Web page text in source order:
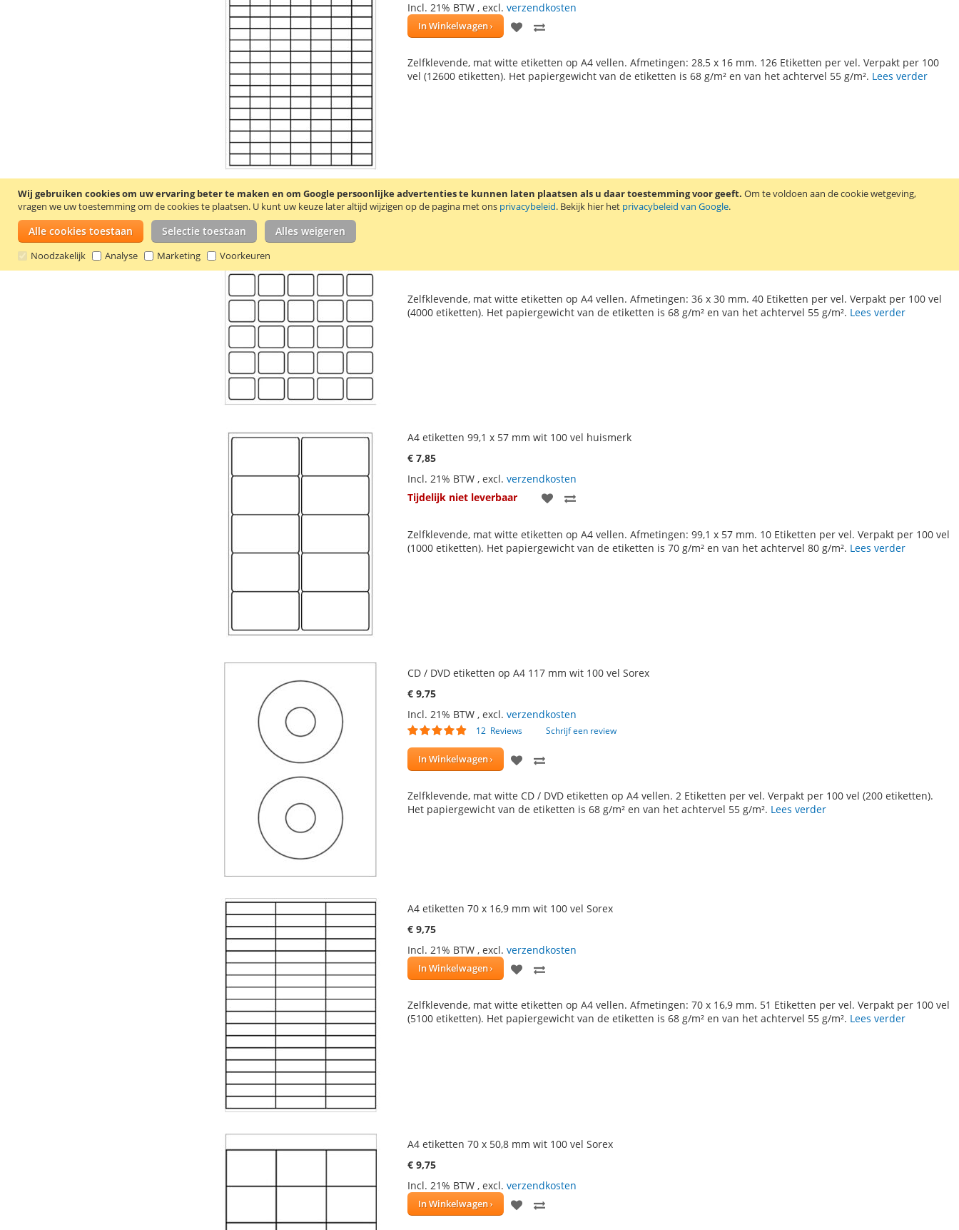
Wij gebruiken cookies om uw ervaring beter te maken en om Google persoonlijke advertenties te kunnen laten plaatsen als u daar toestemming voor geeft. Om te voldoen aan de cookie wetgeving,
vragen we uw toestemming om de cookies te plaatsen. U kunt uw keuze later altijd wijzigen op de pagina met ons privacybeleid. Bekijk hier het privacybeleid van Google.
Alle cookies toestaan Selectie toestaan Alles weigeren
Noodzakelijk Analyse Marketing Voorkeuren
Incl. 21% BTW , excl. verzendkosten
In Winkelwagen
VOEG
AANTE
Zelfklevende, mat witte etiketten op A4 vellen. Afmetingen: 28,5 x 16 mm. 126 Etiketten per vel. Verpakt per 100
vel (12600 etiketten). Het papiergewicht van de etiketten is 68 g/m² en van het achtervel 55 g/m². Lees verder
A4 etiketten 36 x 30 mm wit 100 vel Sorex
AAN TE
Zelfklevende, mat witte etiketten op A4 vellen. Afmetingen: 36 x 30 mm. 40 Etiketten per vel. Verpakt per 100 vel
(4000 etiketten). Het papiergewicht van de etiketten is 68 g/m² en van het achtervel 55 g/m². Lees verder
A4 etiketten 99,1 x 57 mm wit 100 vel huismerk
€ 7,85
Incl. 21% BTW , excl. verzendkosten
Tijdelijk niet leverbaar
VOEG
AAN TE
Zelfklevende, mat witte etiketten op A4 vellen. Afmetingen: 99,1 x 57 mm. 10 Etiketten per vel. Verpakt per 100 vel
(1000 etiketten). Het papiergewicht van de etiketten is 70 g/m² en van het achtervel 80 g/m². Lees verder
CD / DVD etiketten op A4 117 mm wit 100 vel Sorex
€ 9,75
Incl. 21% BTW , excl. verzendkosten
Waardering:
12 Reviews Schrijf een review
In Winkelwagen
VOEG
AANTE
Zelfklevende, mat witte CD / DVD etiketten op A4 vellen. 2 Etiketten per vel. Verpakt per 100 vel (200 etiketten).
Het papiergewicht van de etiketten is 68 g/m² en van het achtervel 55 g/m². Lees verder
A4 etiketten 70 x 16,9 mm wit 100 vel Sorex
€ 9,75
Incl. 21% BTW , excl. verzendkosten
In Winkelwagen
VOEG
AANTE
Zelfklevende, mat witte etiketten op A4 vellen. Afmetingen: 70 x 16,9 mm. 51 Etiketten per vel. Verpakt per 100 vel
(5100 etiketten). Het papiergewicht van de etiketten is 68 g/m² en van het achtervel 55 g/m². Lees verder
A4 etiketten 70 x 50,8 mm wit 100 vel Sorex
€ 9,75
Incl. 21% BTW , excl. verzendkosten
In Winkelwagen
VOEG